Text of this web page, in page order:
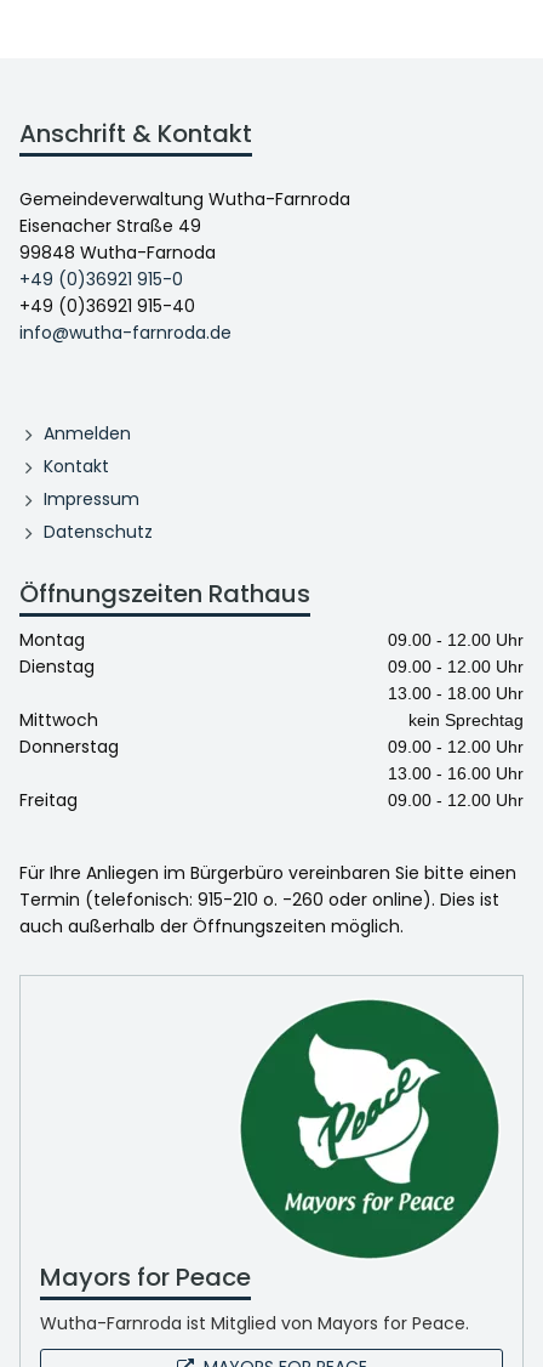
Anschrift & Kontakt
Gemeindeverwaltung Wutha-Farnroda
Eisenacher Straße 49
99848 Wutha-Farnoda
+49 (0)36921 915-0
+49 (0)36921 915-40
info@wutha-farnroda.de
Anmelden
Kontakt
Impressum
Datenschutz
Öffnungszeiten Rathaus
Montag 09.00 - 12.00 Uhr
Dienstag
09.00 - 12.00 Uhr
13.00 - 18.00 Uhr
Mittwoch kein Sprechtag
Donnerstag
09.00 - 12.00 Uhr
13.00 - 16.00 Uhr
Freitag 09.00 - 12.00 Uhr
Für Ihre Anliegen im Bürgerbüro vereinbaren Sie bitte einen
Termin (telefonisch: 915-210 o. -260 oder online). Dies ist
auch außerhalb der Öffnungszeiten möglich.
Mayors for Peace
Wutha-Farnroda ist Mitglied von Mayors for Peace.